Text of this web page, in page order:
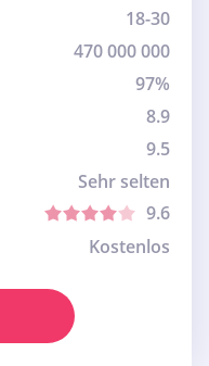
18-30
470 000 000
97%
8.9
9.5
Sehr selten
9.6
Kostenlos